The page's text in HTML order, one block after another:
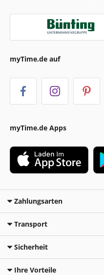
myTime.de auf
myTime.de Apps
Zahlungsarten
Transport
Sicherheit
Ihre Vorteile